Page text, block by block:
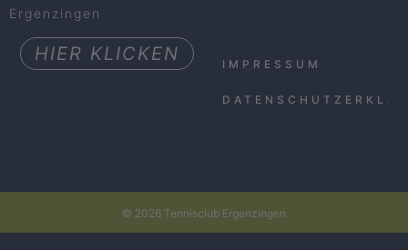
Ergenzingen
HIER KLICKEN IMPRESSUM
© 2026 Tennisclub Ergenzingen